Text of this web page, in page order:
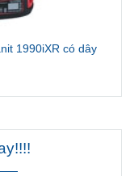
1990iXR có dây